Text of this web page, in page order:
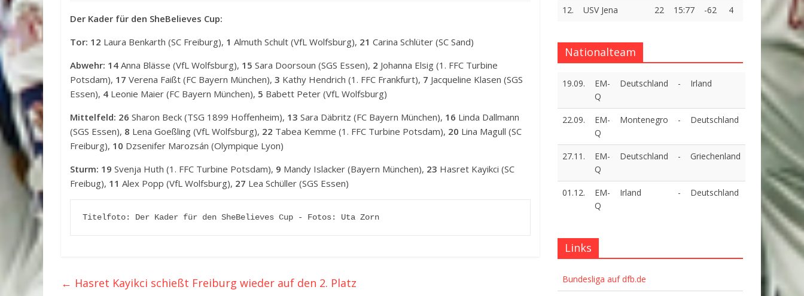
Der Kader für den SheBelieves Cup:
Tor: 12 Laura Benkarth (SC Freiburg), 1 Almuth Schult (VfL Wolfsburg), 21 Carina Schlüter (SC Sand)
Abwehr: 14 Anna Blässe (VfL Wolfsburg), 15 Sara Doorsoun (SGS Essen), 2 Johanna Elsig (1. FFC Turbine
Potsdam), 17 Verena Faißt (FC Bayern München), 3 Kathy Hendrich (1. FFC Frankfurt), 7 Jacqueline Klasen (SGS
Essen), 4 Leonie Maier (FC Bayern München), 5 Babett Peter (VfL Wolfsburg)
Mittelfeld: 26 Sharon Beck (TSG 1899 Hoffenheim), 13 Sara Däbritz (FC Bayern München), 16 Linda Dallmann
(SGS Essen), 8 Lena Goeßling (VfL Wolfsburg), 22 Tabea Kemme (1. FFC Turbine Potsdam), 20 Lina Magull (SC
Freiburg), 10 Dzsenifer Marozsán (Olympique Lyon)
Sturm: 19 Svenja Huth (1. FFC Turbine Potsdam), 9 Mandy Islacker (Bayern München), 23 Hasret Kayikci (SC
Freibug), 11 Alex Popp (VfL Wolfsburg), 27 Lea Schüller (SGS Essen)
Titelfoto: Der Kader für den SheBelieves Cup - Fotos: Uta Zorn
← Hasret Kayikci schießt Freiburg wieder auf den 2. Platz
12. USV Jena 22 15:77 -62 4
Nationalteam
19.09.
EM-
Q
Deutschland - Irland
22.09.
EM-
Q
Montenegro - Deutschland
27.11.
EM-
Q
Deutschland - Griechenland
01.12.
EM-
Q
Irland - Deutschland
Links
Bundesliga auf dfb.de